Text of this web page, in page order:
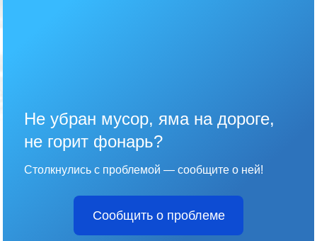
Не убран мусор, яма на дороге,
не горит фонарь?
Столкнулись с проблемой — сообщите о ней!
Сообщить о проблеме